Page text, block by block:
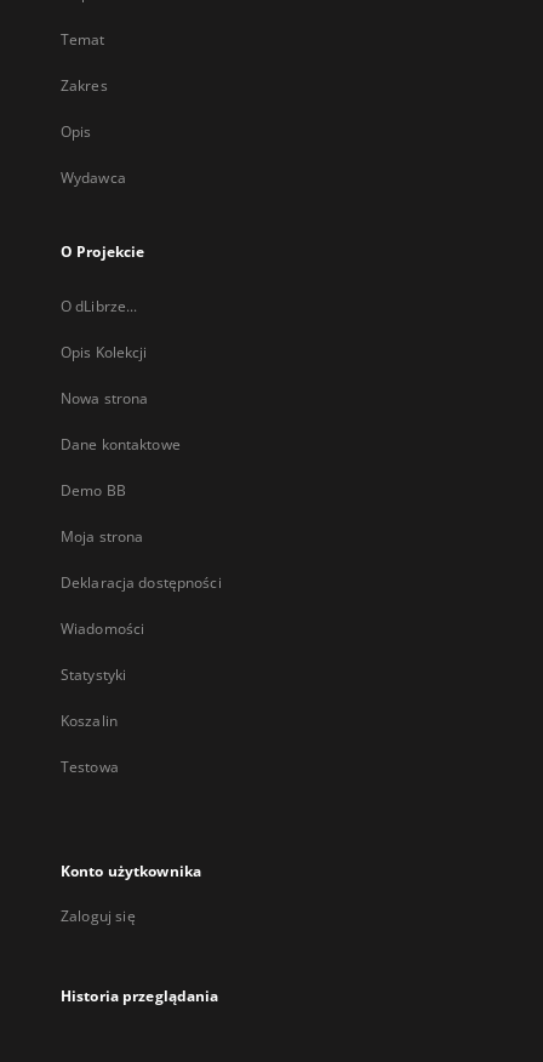
Temat
Zakres
Opis
Wydawca
O Projekcie
O dLibrze...
Opis Kolekcji
Nowa strona
Dane kontaktowe
Demo BB
Moja strona
Deklaracja dostępności
Wiadomości
Statystyki
Koszalin
Testowa
Konto użytkownika
Zaloguj się
Historia przeglądania